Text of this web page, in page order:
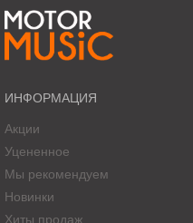
ИНФОРМАЦИЯ
Акции
Уцененное
Мы рекомендуем
Новинки
Хиты продаж